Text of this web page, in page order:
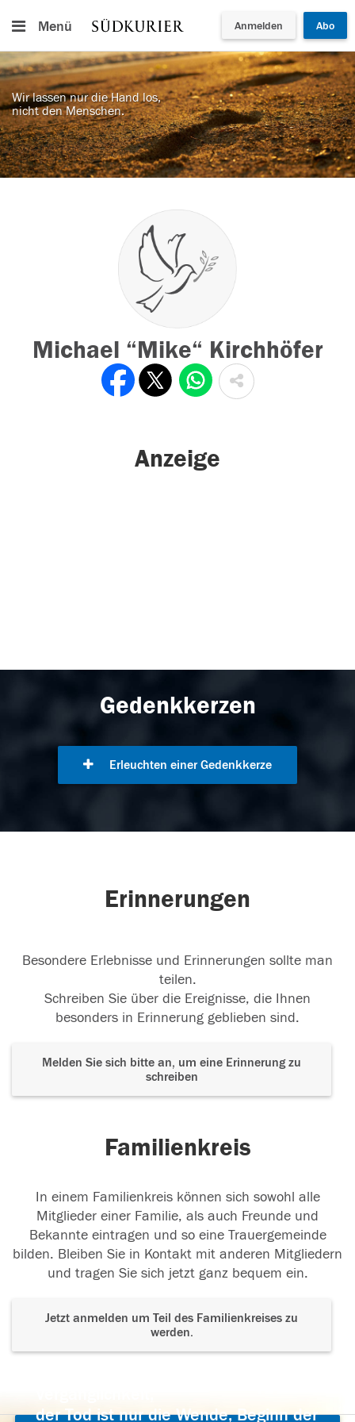
Menü Anmelden Abo
Wir lassen nur die Hand los,
nicht den Menschen.
Michael “Mike“ Kirchhöfer
Anzeige
Gedenkkerzen
Erleuchten einer Gedenkkerze
Erinnerungen
Besondere Erlebnisse und Erinnerungen sollte man
teilen.
Schreiben Sie über die Ereignisse, die Ihnen
besonders in Erinnerung geblieben sind.
Melden Sie sich bitte an, um eine Erinnerung zu
schreiben
Familienkreis
In einem Familienkreis können sich sowohl alle
Mitglieder einer Familie, als auch Freunde und
Bekannte eintragen und so eine Trauergemeinde
bilden. Bleiben Sie in Kontakt mit anderen Mitgliedern
und tragen Sie sich jetzt ganz bequem ein.
Jetzt anmelden um Teil des Familienkreises zu
werden.
der Tod ist nur die Wende, Beginn der